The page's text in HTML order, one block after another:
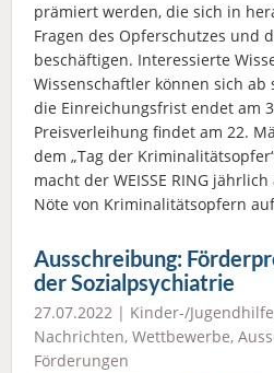
prämiert werden, die sich in
Fragen des Opferschutzes und
beschäftigen. Interessierte
Wissenschaftler können sich
die Einreichungsfrist endet am
Preisverleihung findet am 22.
dem „Tag der
macht der WEISSE RING
Nöte von Kriminalitätsopfern
Ausschreibung:
der Sozialpsychiatrie
27.07.2022 | Kinder-/Jugendhilfe
Nachrichten, Wettbewerbe,
Förderungen